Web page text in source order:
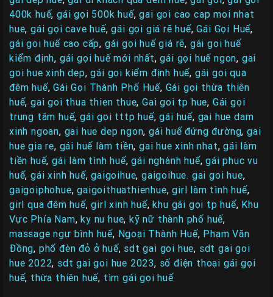
400k huế,gái gọi 500k huế,gai goi cao cap moi nhat
hue,gái gọi cave huế,gái gọi giá rẽ huế,Gái Gọi Huế,
gái gọi huế cao cấp, gái gọi huế giá rẽ, gái gọi huế
kiểm định, gái gọi huế mới nhất,gái gọi huế ngon, gai
goi hue xinh dep,gái gọi kiểm định huế, gái gọi qua
đêm huế,Gái Gọi Thành Phố Huế, Gái gọi thừa thiên
huế,gai goi thua thien thue,Gai goi tp hue, Gái gọi
trung tâm huế,gái gọi tttp huế,gái huế, gai hue dam
xinh ngoan, gai hue dep ngon,gái huế đứng đường,gai
hue gia re, gái huế làm tiền,gai hue xinh nhat,gái làm
tiền huế,gái làm tình huế,gái nghành huế,gái phục vụ
huế,gái xinh huế,gaigoihue,gaigoihue. gai goi hue,
gaigoiphohue,gaigoithuathienhue,girl làm tình huế,
girl qua đêm huế,girl xinh huế,khu gái gọi tp huế, Khu
Vực Phía Nam,ky nu hue,kỹ nữ thành phố huế,
massage ngự bình huế, Ngoại Thành Huế, Phạm Văn
Đồng, phố đèn đỏ ở huế, sdt gai goi hue, sdt gai goi
hue 2022, sdt gai goi hue 2023, số điện thoại gái gọi
huế, thừa thiên huế, tìm gái gọi huế